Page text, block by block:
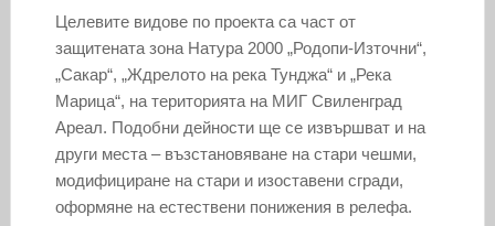
Целевите видове по проекта са част от
защитената зона Натура 2000 „Родопи-Източни“,
„Сакар“, „Ждрелото на река Тунджа“ и „Река
Марица“, на територията на МИГ Свиленград
Ареал. Подобни дейности ще се извършват и на
други места – възстановяване на стари чешми,
модифициране на стари и изоставени сгради,
оформяне на естествени понижения в релефа.